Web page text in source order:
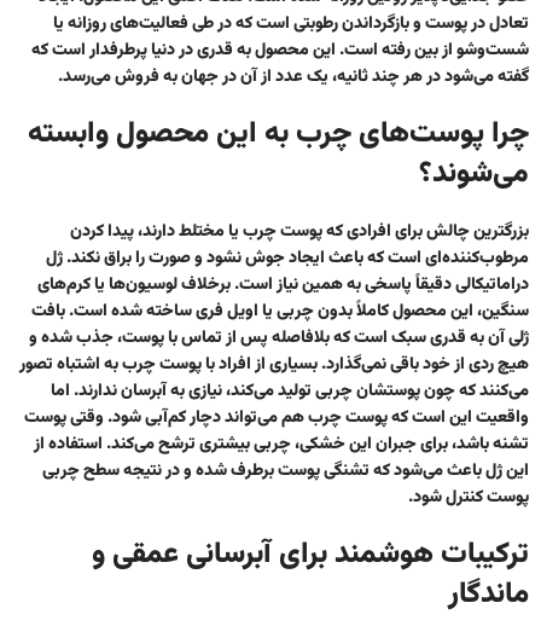
تعادل در پوست و بازگرداندن رطوبتی است که در طی فعالیت‌های روزانه یا
شست‌وشو از بین رفته است. این محصول به قدری در دنیا پرطرفدار است که
گفته می‌شود در هر چند ثانیه، یک عدد از آن در جهان به فروش می‌رسد.
چرا پوست‌های چرب به این محصول وابسته
می‌شوند؟
بزرگترین چالش برای افرادی که پوست چرب یا مختلط دارند، پیدا کردن
مرطوب‌کننده‌ای است که باعث ایجاد جوش نشود و صورت را براق نکند. ژل
دراماتیکالی دقیقاً پاسخی به همین نیاز است. برخلاف لوسیون‌ها یا کرم‌های
سنگین، این محصول کاملاً بدون چربی یا اویل فری ساخته شده است. بافت
ژلی آن به قدری سبک است که بلافاصله پس از تماس با پوست، جذب شده و
هیچ ردی از خود باقی نمی‌گذارد. بسیاری از افراد با پوست چرب به اشتباه تصور
می‌کنند که چون پوستشان چربی تولید می‌کند، نیازی به آبرسان ندارند. اما
واقعیت این است که پوست چرب هم می‌تواند دچار کم‌آبی شود. وقتی پوست
تشنه باشد، برای جبران این خشکی، چربی بیشتری ترشح می‌کند. استفاده از
این ژل باعث می‌شود که تشنگی پوست برطرف شده و در نتیجه سطح چربی
پوست کنترل شود.
ترکیبات هوشمند برای آبرسانی عمقی و
ماندگار